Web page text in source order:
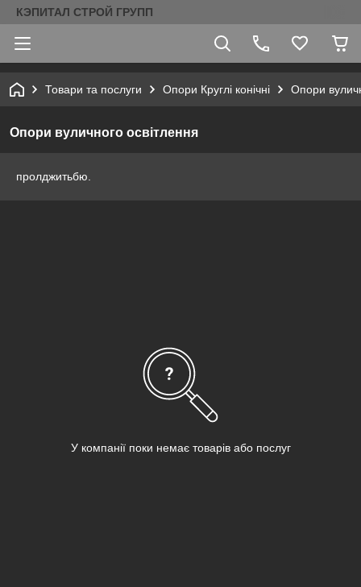
КЭПИТАЛ СТРОЙ ГРУПП
Товари та послуги Опори Круглі конічні Опори
Опори вуличного освітлення
пролджитьбю.
У компанії поки немає товарів або послуг